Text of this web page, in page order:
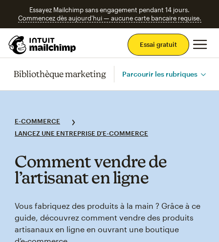
Essayez Mailchimp sans engagement pendant 14 jours.
Commencez dès aujourd'hui — aucune carte bancaire requise.
Essai gratuit
Bibliothèque marketing Parcourir les rubriques
E-COMMERCE
LANCEZ UNE ENTREPRISE D'E-COMMERCE
Comment vendre de
l’artisanat en ligne
Vous fabriquez des produits à la main ? Grâce à ce
guide, découvrez comment vendre des produits
artisanaux en ligne en ouvrant une boutique